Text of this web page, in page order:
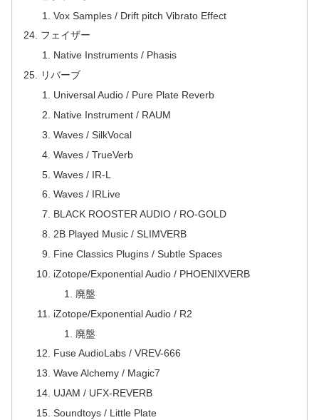
Vox Samples / Drift pitch Vibrato Effect
フェイザー
Native Instruments / Phasis
リバーブ
Universal Audio / Pure Plate Reverb
Native Instrument / RAUM
Waves / SilkVocal
Waves / TrueVerb
Waves / IR-L
Waves / IRLive
BLACK ROOSTER AUDIO / RO-GOLD
2B Played Music / SLIMVERB
Fine Classics Plugins / Subtle Spaces
iZotope/Exponential Audio / PHOENIXVERB
廃盤
iZotope/Exponential Audio / R2
廃盤
Fuse AudioLabs / VREV-666
Wave Alchemy / Magic7
UJAM / UFX-REVERB
Soundtoys / Little Plate